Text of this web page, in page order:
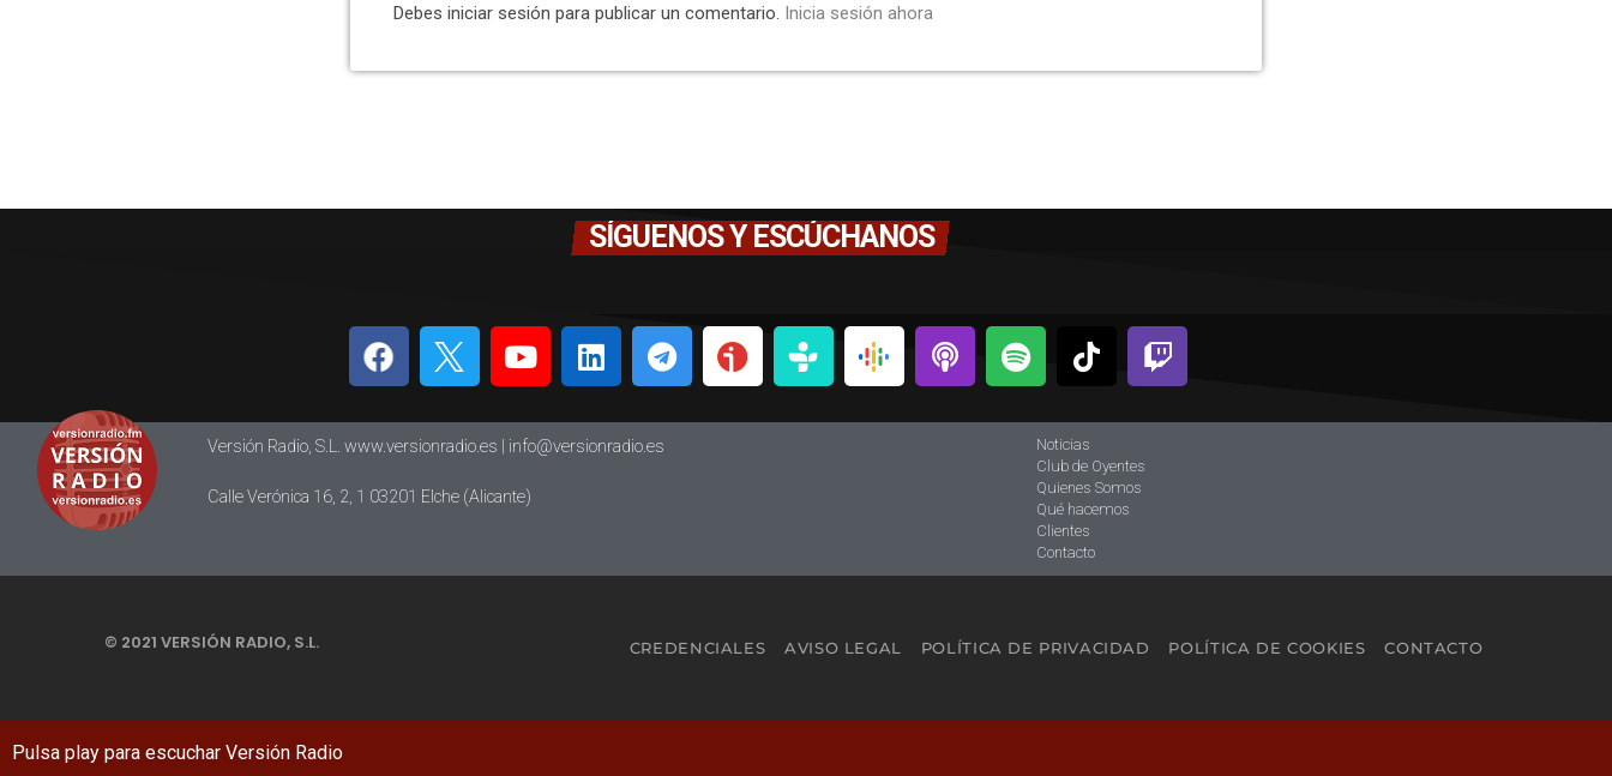
Debes iniciar sesión para publicar un comentario. Inicia sesión ahora
SÍGUENOS Y ESCÚCHANOS
Versión Radio, S.L. www.versionradio.es | info@versionradio.es
Calle Verónica 16, 2, 1 03201 Elche (Alicante)
Noticias
Club de Oyentes
Quienes Somos
Qué hacemos
Clientes
Contacto
© 2021 VERSIÓN RADIO, S.L. CREDENCIALES AVISO LEGAL POLÍTICA DE PRIVACIDAD POLÍTICA DE COOKIES CONTACTO